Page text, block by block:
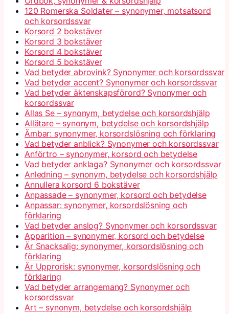
120 Romerska Soldater – synonymer, motsatsord
och korsordssvar
Korsord 2 bokstäver
Korsord 3 bokstäver
Korsord 4 bokstäver
Korsord 5 bokstäver
Vad betyder abrovink? Synonymer och korsordssvar
Vad betyder accent? Synonymer och korsordssvar
Vad betyder äktenskapsförord? Synonymer och
korsordssvar
Allas Se – synonym, betydelse och korsordshjälp
Allätare – synonym, betydelse och korsordshjälp
Ämbar: synonymer, korsordslösning och förklaring
Vad betyder anblick? Synonymer och korsordssvar
Anförtro – synonymer, korsord och betydelse
Vad betyder anklaga? Synonymer och korsordssvar
Anledning – synonym, betydelse och korsordshjälp
Annullera korsord 6 bokstäver
Anpassade – synonymer, korsord och betydelse
Anpassar: synonymer, korsordslösning och
förklaring
Vad betyder anslog? Synonymer och korsordssvar
Apparition – synonymer, korsord och betydelse
Är Snacksalig: synonymer, korsordslösning och
förklaring
Är Upprorisk: synonymer, korsordslösning och
förklaring
Vad betyder arrangemang? Synonymer och
korsordssvar
Art – synonym, betydelse och korsordshjälp